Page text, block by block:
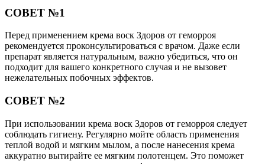
СОВЕТ №1
Перед применением крема воск Здоров от геморроя
рекомендуется проконсультироваться с врачом. Даже если
препарат является натуральным, важно убедиться, что он
подходит для вашего конкретного случая и не вызовет
нежелательных побочных эффектов.
СОВЕТ №2
При использовании крема воск Здоров от геморроя следует
соблюдать гигиену. Регулярно мойте область применения
теплой водой и мягким мылом, а после нанесения крема
аккуратно вытирайте ее мягким полотенцем. Это поможет